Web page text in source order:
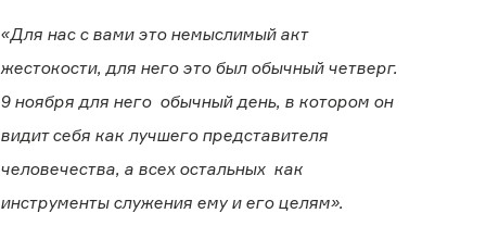
«Для нас с вами это немыслимый акт
жестокости, для него это был обычный четверг.
9 ноября для него обычный день, в котором он
видит себя как лучшего представителя
человечества, а всех остальных как
инструменты служения ему и его целям».